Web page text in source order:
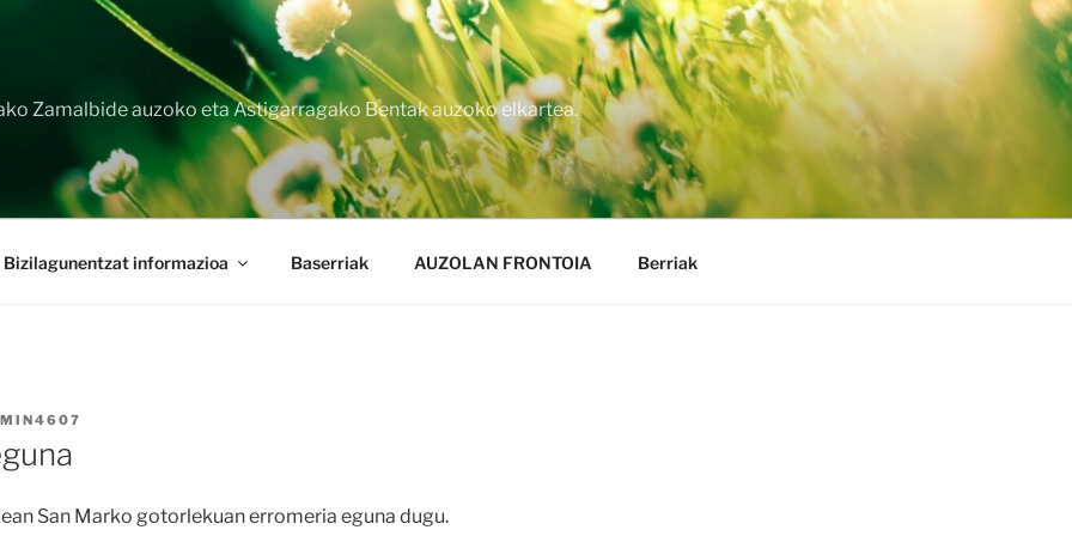
Zamalbide auzoko eta Astigarragako Bentak auzoko elkartea.
Bizilagunentzat informazioa Baserriak AUZOLAN FRONTOIA Berriak
San Marko gotorlekuan erromeria eguna dugu.